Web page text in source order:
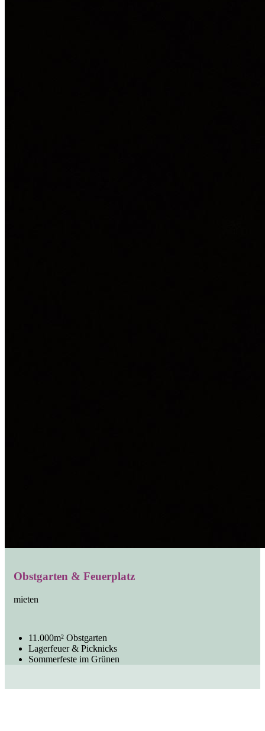
Obstgarten & Feuerplatz
mieten
11.000m² Obstgarten
Lagerfeuer & Picknicks
Sommerfeste im Grünen